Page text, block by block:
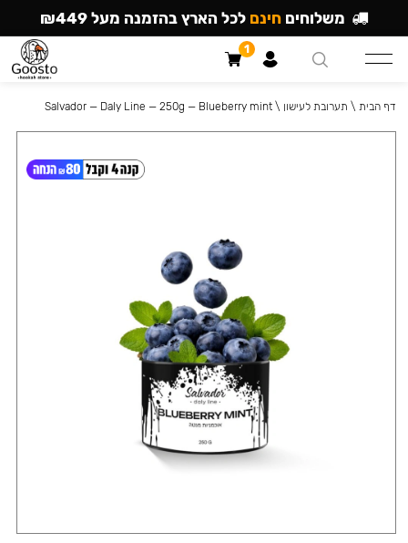
דף הבית \ תערובת לעישון \
Salvador — Daly Line — 250g — Blueberry mint
משלוחים חינם לכל הארץ בהזמנה מעל ₪449
1